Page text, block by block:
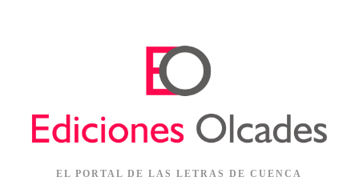
EL PORTAL DE LAS LETRAS DE CUENCA